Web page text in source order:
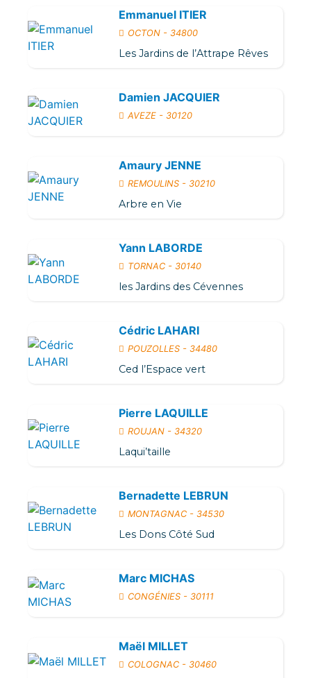
Emmanuel ITIER
OCTON - 34800
Les Jardins de l’Attrape Rêves
Damien JACQUIER
AVEZE - 30120
Amaury JENNE
REMOULINS - 30210
Arbre en Vie
Yann LABORDE
TORNAC - 30140
les Jardins des Cévennes
Cédric LAHARI
POUZOLLES - 34480
Ced l’Espace vert
Pierre LAQUILLE
ROUJAN - 34320
Laqui’taille
Bernadette LEBRUN
MONTAGNAC - 34530
Les Dons Côté Sud
Marc MICHAS
CONGÉNIES - 30111
Maël MILLET
COLOGNAC - 30460